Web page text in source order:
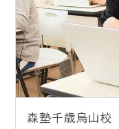
森塾千歳烏山校